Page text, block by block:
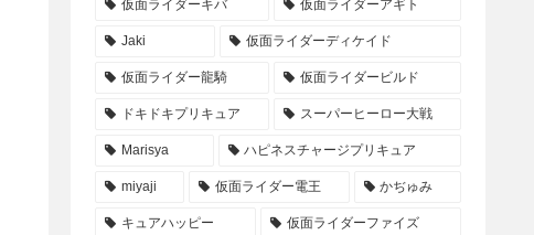
仮面ライダーキバ 仮面ライダーアギト
Jaki 仮面ライダーディケイド
仮面ライダー龍騎 仮面ライダービルド
ドキドキプリキュア スーパーヒーロー大戦
Marisya ハピネスチャージプリキュア
miyaji 仮面ライダー電王 かぢゅみ
キュアハッピー 仮面ライダーファイズ